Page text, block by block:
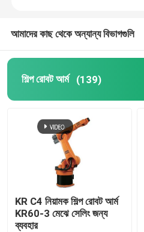
আমাদের কাছ থেকে অন্যান্য বিভাগগুলি
শিল্প রোবট আর্ম (139)
KR C4 নিয়ামক শিল্প রোবট আর্ম
KR60-3 মেঝে সেলিং জন্য
ব্যবহার